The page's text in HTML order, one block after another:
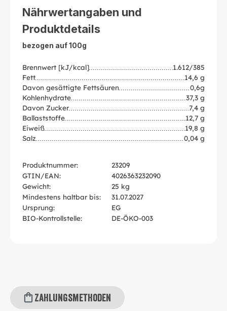
Nährwertangaben und
Produktdetails
bezogen auf 100g
Brennwert [kJ/kcal]
1.612/385
Fett
14,6 g
Davon gesättigte Fettsäuren
0,6g
Kohlenhydrate
37,3 g
Davon Zucker
7,4 g
Ballaststoffe
12,7 g
Eiweiß
19,8 g
Salz
0,04 g
Produktnummer:
23209
GTIN/EAN:
4026363232090
Gewicht:
25 kg
Mindestens haltbar bis:
31.07.2027
Ursprung:
EG
BIO-Kontrollstelle:
DE-ÖKO-003
Zahlungsmethoden